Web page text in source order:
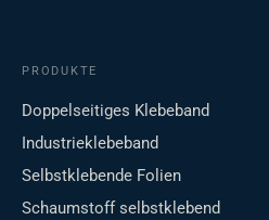
PRODUKTE
Doppelseitiges Klebeband
Industrieklebeband
Selbstklebende Folien
Schaumstoff selbstklebend